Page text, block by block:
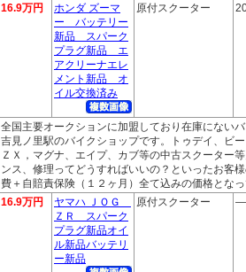
16.9万円
ホンダ ズーマ
ー バッテリー
新品 スパーク
プラグ新品 エ
アクリーナエレ
メント新品 オ
イル交換済み
原付スクーター
全国主要オークションに加盟しており在庫にない
吉見ノ里駅のバイクショップです。トゥデイ、ビ
ＺＸ，マグナ、エイプ、カブ等の中古スクーター
ンス、修理ってどうすればいいの？といったお客
費＋自賠責保険（１２ヶ月）全て込みの価格とな
16.9万円
ヤマハ ＪＯＧ
ＺＲ スパーク
プラグ新品オイ
ル新品バッテリ
ー新品
原付スクーター ―